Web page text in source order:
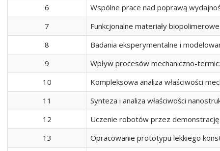
6
Wspólne prace nad poprawą
7
Funkcjonalne materiały
8
Badania eksperymentalne i
9
Wpływ procesów mechaniczno-
10
Kompleksowa analiza właściwości
11
Synteza i analiza właściwości
12
Uczenie robotów przez demonstrację
13
Opracowanie prototypu lekkiego